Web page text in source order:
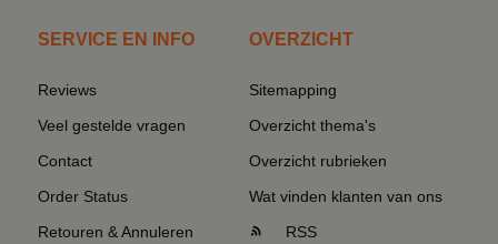
SERVICE EN INFO
Reviews
Veel gestelde vragen
Contact
Order Status
Retouren & Annuleren
OVERZICHT
Sitemapping
Overzicht thema's
Overzicht rubrieken
Wat vinden klanten van ons
RSS